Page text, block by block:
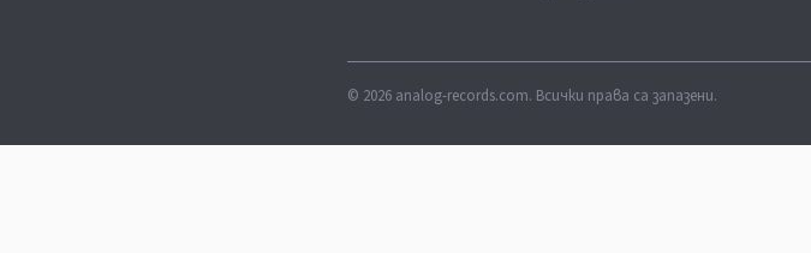
© 2026analog-records.com. Всички права са запазени.